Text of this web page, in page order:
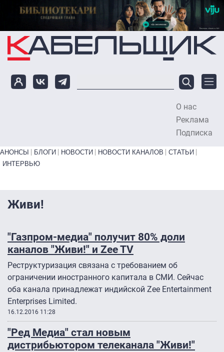
Перейти к основному содержанию
О нас
Реклама
Подписка
Primary links bottom
АНОНСЫ БЛОГИ НОВОСТИ НОВОСТИ КАНАЛОВ
СТАТЬИ
ИНТЕРВЬЮ
Живи!
"Газпром-медиа" получит 80% доли
каналов "Живи!" и Zee TV
Реструктуризация связана с требованием об
ограничении иностранного капитала в СМИ. Сейчас
оба канала принадлежат индийской Zee Entertainment
Enterprises Limited.
16.12.2016 11:28
"Ред Медиа" стал новым
дистрибьютором телеканала "Живи!"